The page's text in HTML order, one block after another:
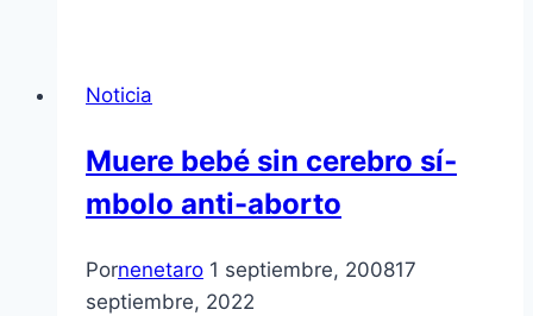
Noticia
Muere bebé sin cerebro sí­
mbolo anti-aborto
Pornenetaro 1 septiembre, 200817
septiembre, 2022